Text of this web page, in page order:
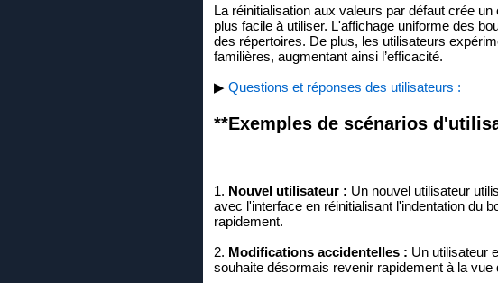
La réinitialisation aux valeurs par défaut crée
plus facile à utiliser. L'affichage uniforme des
des répertoires. De plus, les utilisateurs
familières, augmentant ainsi l’efficacité.
▶ Questions et réponses des utilisateurs :
**Exemples de scénarios
1. Nouvel utilisateur : Un nouvel utilisateur
avec l'interface en réinitialisant l'indentation du
rapidement.
2. Modifications accidentelles : Un utilisateur
souhaite désormais revenir rapidement à la